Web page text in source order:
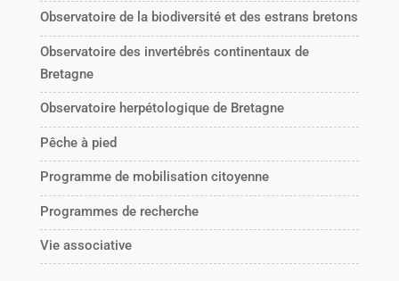
Observatoire de la biodiversité et des estrans bretons
Observatoire des invertébrés continentaux de
Bretagne
Observatoire herpétologique de Bretagne
Pêche à pied
Programme de mobilisation citoyenne
Programmes de recherche
Vie associative